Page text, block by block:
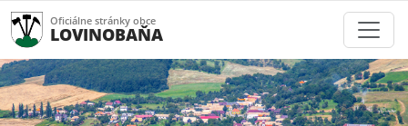
Oficiálne stránky obce
LOVINOBAŇA